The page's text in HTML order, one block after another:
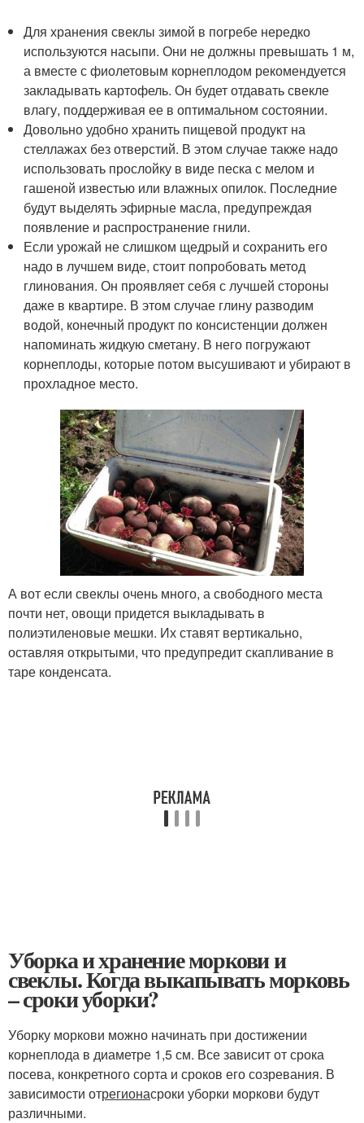
Для хранения свеклы зимой в погребе нередко
используются насыпи. Они не должны превышать 1 м,
а вместе с фиолетовым корнеплодом рекомендуется
закладывать картофель. Он будет отдавать свекле
влагу, поддерживая ее в оптимальном состоянии.
Довольно удобно хранить пищевой продукт на
стеллажах без отверстий. В этом случае также надо
использовать прослойку в виде песка с мелом и
гашеной известью или влажных опилок. Последние
будут выделять эфирные масла, предупреждая
появление и распространение гнили.
Если урожай не слишком щедрый и сохранить его
надо в лучшем виде, стоит попробовать метод
глинования. Он проявляет себя с лучшей стороны
даже в квартире. В этом случае глину разводим
водой, конечный продукт по консистенции должен
напоминать жидкую сметану. В него погружают
корнеплоды, которые потом высушивают и убирают в
прохладное место.
А вот если свеклы очень много, а свободного места
почти нет, овощи придется выкладывать в
полиэтиленовые мешки. Их ставят вертикально,
оставляя открытыми, что предупредит скапливание в
таре конденсата.
Уборка и хранение моркови и
свеклы. Когда выкапывать морковь
– сроки уборки?
Уборку моркови можно начинать при достижении
корнеплода в диаметре 1,5 см. Все зависит от срока
посева, конкретного сорта и сроков его созревания. В
зависимости отрегионасроки уборки моркови будут
различными.